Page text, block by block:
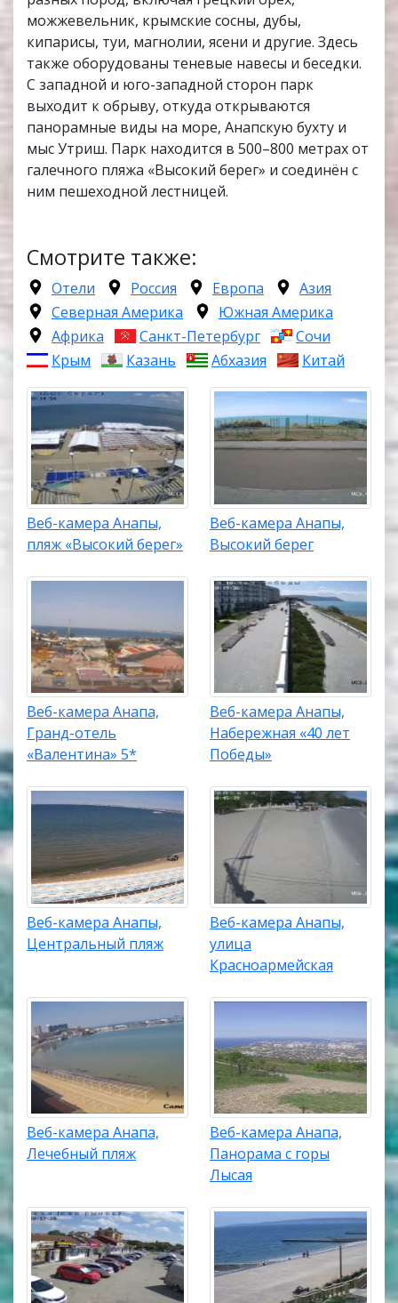
можжевельник, крымские сосны, дубы,
кипарисы, туи, магнолии, ясени и другие. Здесь
также оборудованы теневые навесы и беседки.
С западной и юго-западной сторон парк
выходит к обрыву, откуда открываются
панорамные виды на море, Анапскую бухту и
мыс Утриш. Парк находится в 500–800 метрах от
галечного пляжа «Высокий берег» и соединён с
ним пешеходной лестницей.
Смотрите также:
Отели Россия Европа
Азия
Северная Америка
Южная Америка
Африка
Санкт-Петербург
Сочи
Крым
Казань Абхазия Китай
Веб-камера Анапы,
пляж «Высокий берег»
Веб-камера Анапы,
Высокий берег
Веб-камера Анапа,
Гранд-отель
«Валентина» 5*
Веб-камера Анапы,
Набережная «40 лет
Победы»
Веб-камера Анапы,
Центральный пляж
Веб-камера Анапы,
улица
Красноармейская
Веб-камера Анапа,
Лечебный пляж
Веб-камера Анапа,
Панорама с горы
Лысая